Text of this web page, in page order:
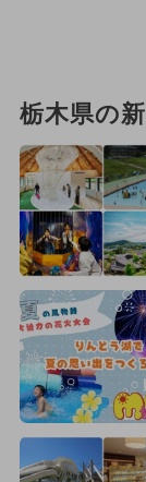
栃木県の